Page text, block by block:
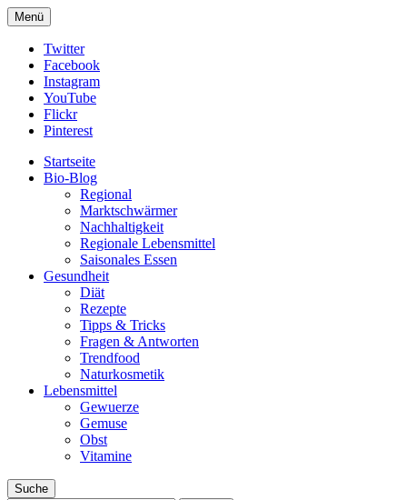
Goldpfeil Blog
Goldpfeil Blog
Menü
Twitter
Facebook
Instagram
YouTube
Flickr
Pinterest
Startseite
Bio-Blog
Regional
Marktschwärmer
Nachhaltigkeit
Regionale Lebensmittel
Saisonales Essen
Gesundheit
Diät
Rezepte
Tipps & Tricks
Fragen & Antworten
Trendfood
Naturkosmetik
Lebensmittel
Gewuerze
Gemuse
Obst
Vitamine
Suche